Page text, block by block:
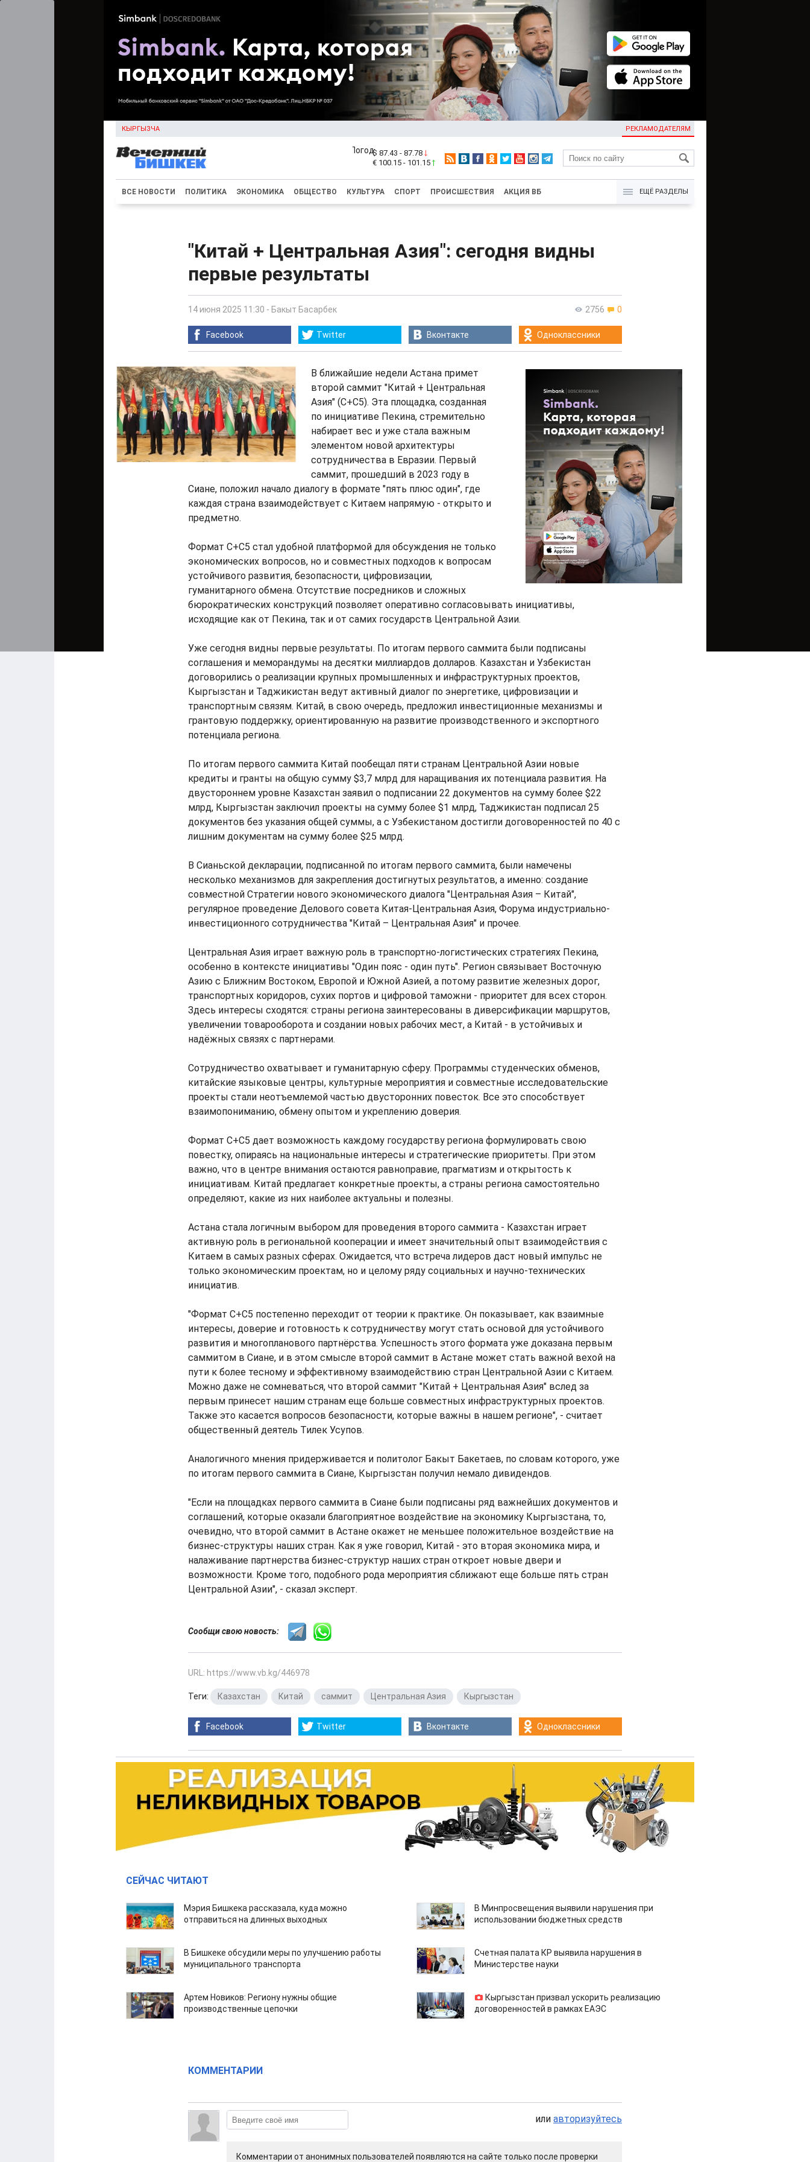
КЫРГЫЗЧА РЕКЛАМОДАТЕЛЯМ
KG
$ 87.43 - 87.78
€ 100.15 - 101.15
ВСЕ НОВОСТИ ПОЛИТИКА ЭКОНОМИКА ОБЩЕСТВО КУЛЬТУРА СПОРТ ПРОИСШЕСТВИЯ АКЦИЯ ВБ ЕЩЁ РАЗДЕЛЫ
"Китай + Центральная Азия": сегодня видны
первые результаты
2756 0
14 июня 2025 11:30 - Бакыт Басарбек
Facebook Twitter Вконтакте Одноклассники
В ближайшие недели Астана примет
второй саммит "Китай + Центральная
Азия" (C+C5). Эта площадка, созданная
по инициативе Пекина, стремительно
набирает вес и уже стала важным
элементом новой архитектуры
сотрудничества в Евразии. Первый
саммит, прошедший в 2023 году в
Сиане, положил начало диалогу в формате "пять плюс один", где
каждая страна взаимодействует с Китаем напрямую - открыто и
предметно.
Формат C+C5 стал удобной платформой для обсуждения не только
экономических вопросов, но и совместных подходов к вопросам
устойчивого развития, безопасности, цифровизации,
гуманитарного обмена. Отсутствие посредников и сложных
бюрократических конструкций позволяет оперативно согласовывать инициативы,
исходящие как от Пекина, так и от самих государств Центральной Азии.
Уже сегодня видны первые результаты. По итогам первого саммита были подписаны
соглашения и меморандумы на десятки миллиардов долларов. Казахстан и Узбекистан
договорились о реализации крупных промышленных и инфраструктурных проектов,
Кыргызстан и Таджикистан ведут активный диалог по энергетике, цифровизации и
транспортным связям. Китай, в свою очередь, предложил инвестиционные механизмы и
грантовую поддержку, ориентированную на развитие производственного и экспортного
потенциала региона.
По итогам первого саммита Китай пообещал пяти странам Центральной Азии новые
кредиты и гранты на общую сумму $3,7 млрд для наращивания их потенциала развития. На
двустороннем уровне Казахстан заявил о подписании 22 документов на сумму более $22
млрд, Кыргызстан заключил проекты на сумму более $1 млрд, Таджикистан подписал 25
документов без указания общей суммы, а с Узбекистаном достигли договоренностей по 40 c
лишним документам на сумму более $25 млрд.
В Сианьской декларации, подписанной по итогам первого саммита, были намечены
несколько механизмов для закрепления достигнутых результатов, а именно: создание
совместной Стратегии нового экономического диалога "Центральная Азия – Китай",
регулярное проведение Делового совета Китая-Центральная Азия, Форума индустриально-
инвестиционного сотрудничества "Китай – Центральная Азия" и прочее.
Центральная Азия играет важную роль в транспортно-логистических стратегиях Пекина,
особенно в контексте инициативы "Один пояс - один путь". Регион связывает Восточную
Азию с Ближним Востоком, Европой и Южной Азией, а потому развитие железных дорог,
транспортных коридоров, сухих портов и цифровой таможни - приоритет для всех сторон.
Здесь интересы сходятся: страны региона заинтересованы в диверсификации маршрутов,
увеличении товарооборота и создании новых рабочих мест, а Китай - в устойчивых и
надёжных связях с партнерами.
Сотрудничество охватывает и гуманитарную сферу. Программы студенческих обменов,
китайские языковые центры, культурные мероприятия и совместные исследовательские
проекты стали неотъемлемой частью двусторонних повесток. Все это способствует
взаимопониманию, обмену опытом и укреплению доверия.
Формат C+C5 дает возможность каждому государству региона формулировать свою
повестку, опираясь на национальные интересы и стратегические приоритеты. При этом
важно, что в центре внимания остаются равноправие, прагматизм и открытость к
инициативам. Китай предлагает конкретные проекты, а страны региона самостоятельно
определяют, какие из них наиболее актуальны и полезны.
Астана стала логичным выбором для проведения второго саммита - Казахстан играет
активную роль в региональной кооперации и имеет значительный опыт взаимодействия с
Китаем в самых разных сферах. Ожидается, что встреча лидеров даст новый импульс не
только экономическим проектам, но и целому ряду социальных и научно-технических
инициатив.
"Формат C+C5 постепенно переходит от теории к практике. Он показывает, как взаимные
интересы, доверие и готовность к сотрудничеству могут стать основой для устойчивого
развития и многопланового партнёрства. Успешность этого формата уже доказана первым
саммитом в Сиане, и в этом смысле второй саммит в Астане может стать важной вехой на
пути к более тесному и эффективному взаимодействию стран Центральной Азии с Китаем.
Можно даже не сомневаться, что второй саммит "Китай + Центральная Азия" вслед за
первым принесет нашим странам еще больше совместных инфраструктурных проектов.
Также это касается вопросов безопасности, которые важны в нашем регионе", - считает
общественный деятель Тилек Усупов.
Аналогичного мнения придерживается и политолог Бакыт Бакетаев, по словам которого, уже
по итогам первого саммита в Сиане, Кыргызстан получил немало дивидендов.
"Если на площадках первого саммита в Сиане были подписаны ряд важнейших документов и
соглашений, которые оказали благоприятное воздействие на экономику Кыргызстана, то,
очевидно, что второй саммит в Астане окажет не меньшее положительное воздействие на
бизнес-структуры наших стран. Как я уже говорил, Китай - это вторая экономика мира, и
налаживание партнерства бизнес-структур наших стран откроет новые двери и
возможности. Кроме того, подобного рода мероприятия сближают еще больше пять стран
Центральной Азии", - сказал эксперт.
Сообщи свою новость:
URL: https://www.vb.kg/446978
Теги: Казахстан Китай саммит Центральная Азия Кыргызстан
Facebook Twitter Вконтакте Одноклассники
СЕЙЧАС ЧИТАЮТ
Мэрия Бишкека рассказала, куда можно
отправиться на длинных выходных
В Минпросвещения выявили нарушения при
использовании бюджетных средств
В Бишкеке обсудили меры по улучшению работы
муниципального транспорта
Счетная палата КР выявила нарушения в
Министерстве науки
Артем Новиков: Региону нужны общие
производственные цепочки
Кыргызстан призвал ускорить реализацию
договоренностей в рамках ЕАЭС
КОММЕНТАРИИ
или авторизуйтесь
Комментарии от анонимных пользователей появляются на сайте только после проверки